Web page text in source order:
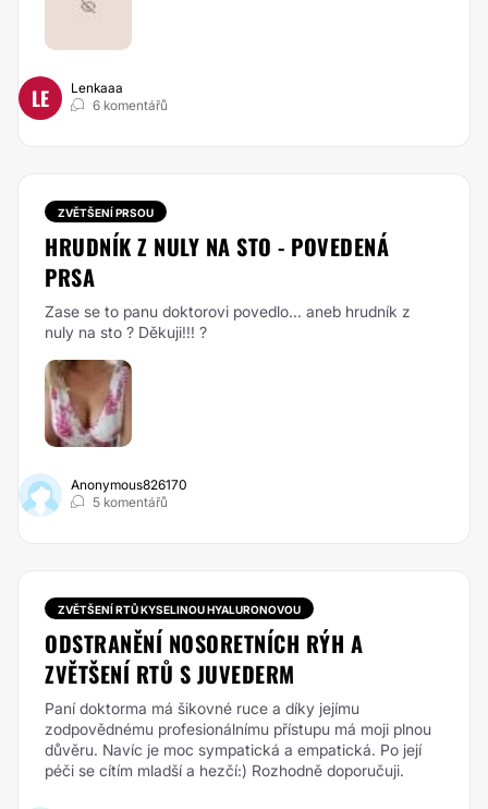
LE
Lenkaaa
6 komentářů
ZVĚTŠENÍ PRSOU
HRUDNÍK Z NULY NA STO - POVEDENÁ
PRSA
Zase se to panu doktorovi povedlo... aneb hrudník z
nuly na sto ? Děkuji!!! ?
Anonymous826170
5 komentářů
ZVĚTŠENÍ RTŮ KYSELINOU HYALURONOVOU
ODSTRANĚNÍ NOSORETNÍCH RÝH A
ZVĚTŠENÍ RTŮ S JUVEDERM
Paní doktorma má šikovné ruce a díky jejímu
zodpovědnému profesionálnímu přístupu má moji plnou
důvěru. Navíc je moc sympatická a empatická. Po její
péči se cítím mladší a hezčí:) Rozhodně doporučuji.